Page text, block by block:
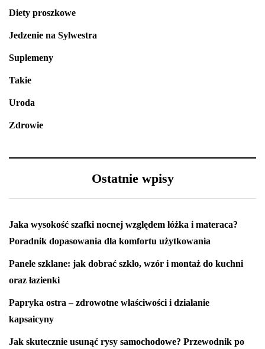
Diety proszkowe
Jedzenie na Sylwestra
Suplemeny
Takie
Uroda
Zdrowie
Ostatnie wpisy
Jaka wysokość szafki nocnej względem łóżka i materaca?
Poradnik dopasowania dla komfortu użytkowania
Panele szklane: jak dobrać szkło, wzór i montaż do kuchni
oraz łazienki
Papryka ostra – zdrowotne właściwości i działanie
kapsaicyny
Jak skutecznie usunąć rysy samochodowe? Przewodnik po